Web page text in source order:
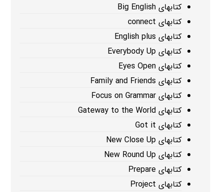
کتابهای Big English
کتابهای connect
کتابهای English plus
کتابهای Everybody Up
کتابهای Eyes Open
کتابهای Family and Friends
کتابهای Focus on Grammar
کتابهای Gateway to the World
کتابهای Got it
کتابهای New Close Up
کتابهای New Round Up
کتابهای Prepare
کتابهای Project